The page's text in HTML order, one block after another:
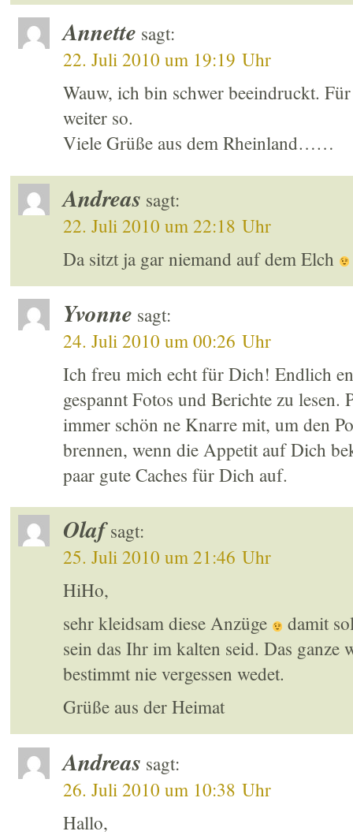
Annette sagt:
22. Juli 2010 um 19:19 Uhr
Wauw, ich bin schwer beeindruckt.
weiter so.
Viele Grüße aus dem Rheinland……
Andreas sagt:
22. Juli 2010 um 22:18 Uhr
Da sitzt ja gar niemand auf dem Elch
Yvonne sagt:
24. Juli 2010 um 00:26 Uhr
Ich freu mich echt für Dich! Endlich
gespannt Fotos und Berichte zu
immer schön ne Knarre mit, um den
brennen, wenn die Appetit auf Dich
paar gute Caches für Dich auf.
Olaf sagt:
25. Juli 2010 um 21:46 Uhr
HiHo,
sehr kleidsam diese Anzüge
damit
sein das Ihr im kalten seid. Das
bestimmt nie vergessen wedet.
Grüße aus der Heimat
Andreas sagt:
26. Juli 2010 um 10:38 Uhr
Hallo,